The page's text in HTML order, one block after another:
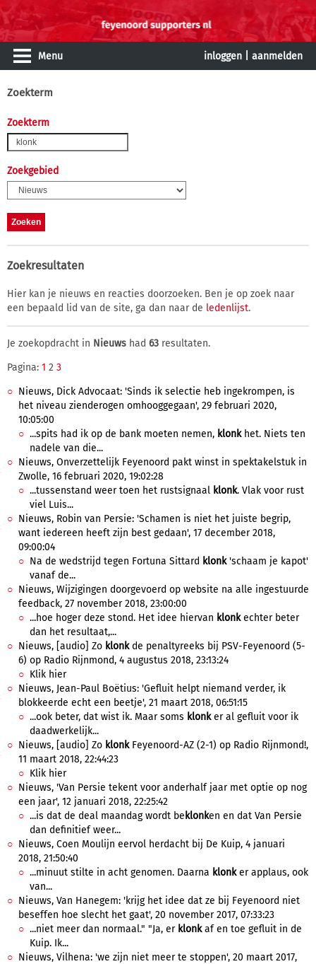
Menu inloggen aanmelden
Zoekterm
Zoekterm
Zoekgebied
Zoekresultaten
Hier kan je nieuws en reacties doorzoeken. Ben je op zoek naar
een bepaald lid van de site, ga dan naar de ledenlijst.
Je zoekopdracht in Nieuws had 63 resultaten.
Pagina: 1 2 3
Nieuws, Dick Advocaat: 'Sinds ik selectie heb ingekrompen, is
het niveau zienderogen omhooggegaan', 29 februari 2020,
10:05:00
...spits had ik op de bank moeten nemen, klonkhet. Niets ten
nadele van die...
Nieuws, Onverzettelijk Feyenoord pakt winst in spektakelstuk in
Zwolle, 16 februari 2020, 19:02:28
...tussenstand weer toen het rustsignaal klonk. Vlak voor rust
viel Luis...
Nieuws, Robin van Persie: 'Schamen is niet het juiste begrip,
want iedereen heeft zijn best gedaan', 17 december 2018,
09:00:04
Na de wedstrijd tegen Fortuna Sittard klonk'schaam je kapot'
vanaf de...
Nieuws, Wijzigingen doorgevoerd op website na alle ingestuurde
feedback, 27 november 2018, 23:00:00
...hoe hoger deze stond. Het idee hiervan klonkechter beter
dan het resultaat,...
Nieuws, [audio] Zo klonkde penaltyreeks bij PSV-Feyenoord (5-
6) op Radio Rijnmond, 4 augustus 2018, 23:13:24
Klik hier
Nieuws, Jean-Paul Boëtius: 'Gefluit helpt niemand verder, ik
blokkeerde echt een beetje', 21 maart 2018, 06:51:15
...ook beter, dat wist ik. Maar soms klonker al gefluit voor ik
daadwerkelijk...
Nieuws, [audio] Zo klonkFeyenoord-AZ (2-1) op Radio Rijnmond!,
11 maart 2018, 22:44:23
Klik hier
Nieuws, 'Van Persie tekent voor anderhalf jaar met optie op nog
een jaar', 12 januari 2018, 22:25:42
...is dat de deal maandag wordt be klonken en dat Van Persie
dan definitief weer...
Nieuws, Coen Moulijn eervol herdacht bij De Kuip, 4 januari
2018, 21:50:40
...minuut stilte in acht genomen. Daarna klonker applaus, ook
van...
Nieuws, Van Hanegem: 'krijg het idee dat ze bij Feyenoord niet
beseffen hoe slecht het gaat', 20 november 2017, 07:33:23
...niet meer dan normaal." "Ja, er klonkaf en toe gefluit in de
Kuip. Ik...
Nieuws, Vilhena: 'we zijn niet meer te stoppen', 20 maart 2017,